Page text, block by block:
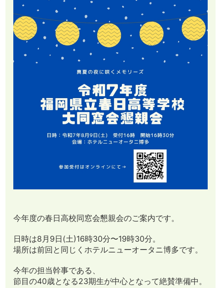
今年度の春日高校同窓会懇親会のご案内です。
日時は8月9日(土)16時30分〜19時30分。
場所は前回と同じくホテルニューオータニ博多です。
今年の担当幹事である、
節目の40歳となる23期生が中心となって絶賛準備中。